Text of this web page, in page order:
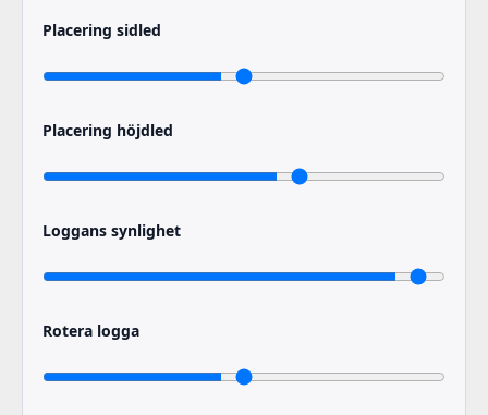
Placering sidled
Placering höjdled
Loggans synlighet
Rotera logga